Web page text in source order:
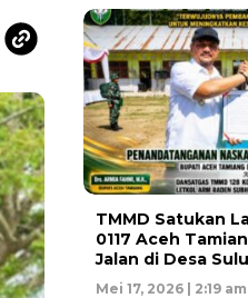
TMMD Satukan
0117 Aceh
Jalan di Desa
Mei 17, 2026 | 2:19